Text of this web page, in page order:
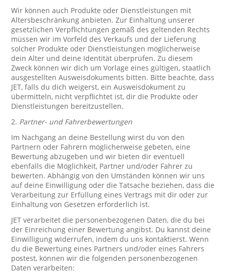
Wir können auch Produkte oder Dienstleistungen mit
Altersbeschränkung anbieten. Zur Einhaltung unserer
gesetzlichen Verpflichtungen gemäß des geltenden Rechts
müssen wir im Vorfeld des Verkaufs und der Lieferung
solcher Produkte oder Dienstleistungen möglicherweise
dein Alter und deine Identität überprüfen. Zu diesem
Zweck können wir dich um Vorlage eines gültigen, staatlich
ausgestellten Ausweisdokuments bitten. Bitte beachte, dass
JET, falls du dich weigerst, ein Ausweisdokument zu
übermitteln, nicht verpflichtet ist, dir die Produkte oder
Dienstleistungen bereitzustellen.
2. Partner- und Fahrerbewertungen
Im Nachgang an deine Bestellung wirst du von den
Partnern oder Fahrern möglicherweise gebeten, eine
Bewertung abzugeben und wir bieten dir eventuell
ebenfalls die Möglichkeit, Partner und/oder Fahrer zu
bewerten. Abhängig von den Umständen können wir uns
auf deine Einwilligung oder die Tatsache beziehen, dass die
Verarbeitung zur Erfüllung eines Vertrags mit dir oder zur
Einhaltung von Gesetzen erforderlich ist.
JET verarbeitet die personenbezogenen Daten, die du bei
der Einreichung einer Bewertung angibst. Du kannst deine
Einwilligung widerrufen, indem du uns kontaktierst. Wenn
du die Bewertung eines Partners und/oder eines Fahrers
postest, können wir die folgenden personenbezogenen
Daten verarbeiten: